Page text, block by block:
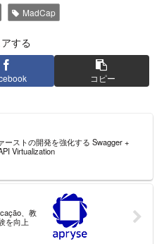
MadCap
する
コピー
ーストの開発を強化する Swagger +
Virtualization
、教
を向上